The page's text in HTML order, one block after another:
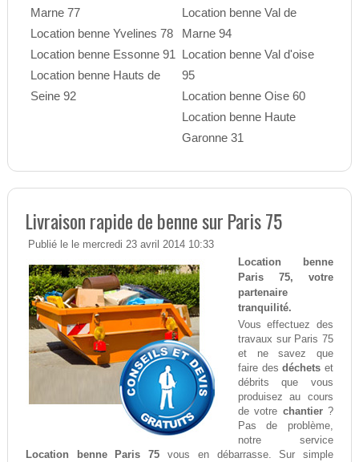
Marne 77
Location benne Yvelines 78
Location benne Essonne 91
Location benne Hauts de
Seine 92
Location benne Val de
Marne 94
Location benne Val d'oise
95
Location benne Oise 60
Location benne Haute
Garonne 31
Livraison rapide de benne sur Paris 75
Publié le le mercredi 23 avril 2014 10:33
Location benne
Paris 75, votre
partenaire
tranquilité.
Vous effectuez des
travaux sur Paris 75
et ne savez que
faire desdéchets et
débrits que vous
produisez au cours
de votre chantier?
Pas de problème,
notre service
Location benne Paris 75 vous en débarrasse. Sur simple